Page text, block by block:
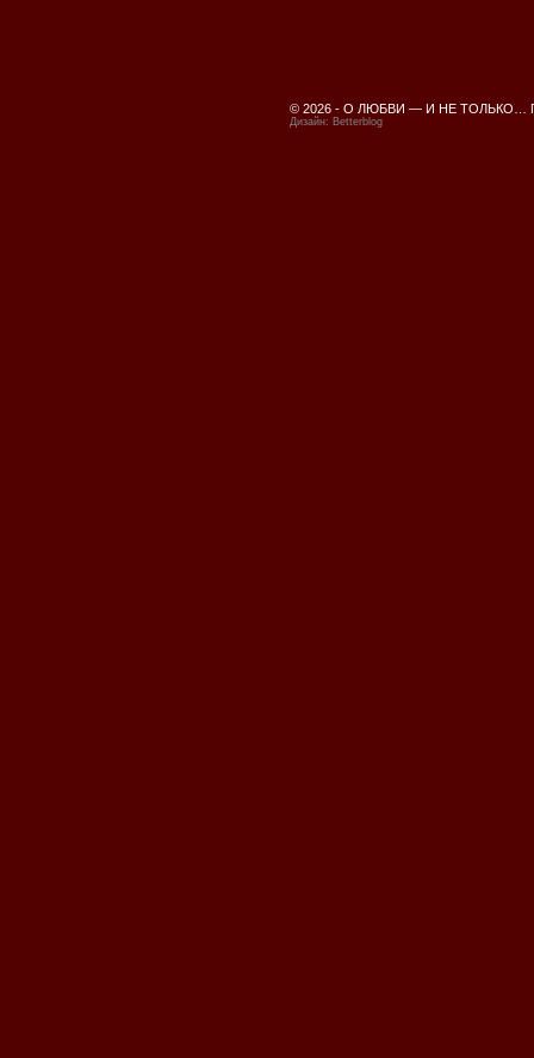
© 2026 - О ЛЮБВИ — И НЕ ТОЛЬКО…
Дизайн: Betterblog